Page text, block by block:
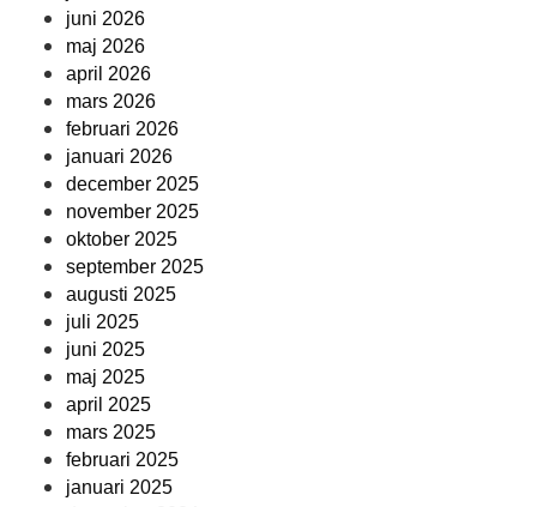
juni 2026
maj 2026
april 2026
mars 2026
februari 2026
januari 2026
december 2025
november 2025
oktober 2025
september 2025
augusti 2025
juli 2025
juni 2025
maj 2025
april 2025
mars 2025
februari 2025
januari 2025